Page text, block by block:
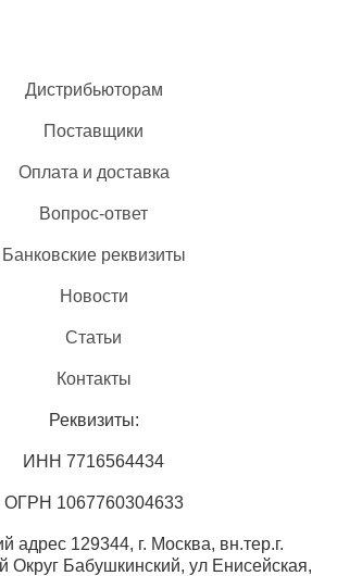
Дистрибьюторам
Поставщики
Оплата и доставка
Вопрос-ответ
Банковские реквизиты
Новости
Статьи
Контакты
Реквизиты:
ИНН 7716564434
ОГРН 1067760304633
адрес 129344, г. Москва, вн.тер.г.
Округ Бабушкинский, ул Енисейская,